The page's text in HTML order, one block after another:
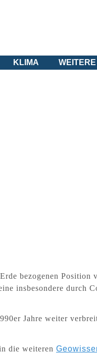
KLIMA
bezogenen Position
insbesondere durch
Jahre weiter
die weiteren